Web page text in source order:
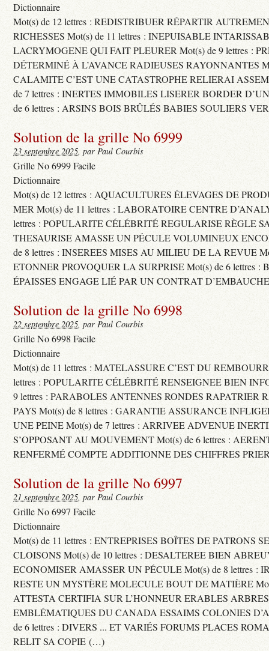
Dictionnaire
Mot(s) de 12 lettres : REDISTRIBUER RÉPARTIR
RICHESSES Mot(s) de 11 lettres : INEPUISABLE
LACRYMOGENE QUI FAIT PLEURER Mot(s) de 9 lettres :
DÉTERMINÉ À L’AVANCE RADIEUSES RAYONNANTES
CALAMITE C’EST UNE CATASTROPHE RELIERAI
de 7 lettres : INERTES IMMOBILES LISERER BORDER
de 6 lettres : ARSINS BOIS BRÛLÉS BABIES SOULIERS
Solution de la grille No 6999
23 septembre 2025, par Paul Courbis
Grille No 6999 Facile
Dictionnaire
Mot(s) de 12 lettres : AQUACULTURES ÉLEVAGES DE
MER Mot(s) de 11 lettres : LABORATOIRE CENTRE
lettres : POPULARITE CÉLÉBRITÉ REGULARISE RÈGLE
THESAURISE AMASSE UN PÉCULE VOLUMINEUX
de 8 lettres : INSEREES MISES AU MILIEU DE LA REVUE
ETONNER PROVOQUER LA SURPRISE Mot(s) de 6 lettres :
ÉPAISSES ENGAGE LIÉ PAR UN CONTRAT
Solution de la grille No 6998
22 septembre 2025, par Paul Courbis
Grille No 6998 Facile
Dictionnaire
Mot(s) de 11 lettres : MATELASSURE C’EST DU
lettres : POPULARITE CÉLÉBRITÉ RENSEIGNEE BIEN
9 lettres : PARABOLES ANTENNES RONDES RAPATRIER
PAYS Mot(s) de 8 lettres : GARANTIE ASSURANCE
UNE PEINE Mot(s) de 7 lettres : ARRIVEE ADVENUE
S’OPPOSANT AU MOUVEMENT Mot(s) de 6 lettres :
RENFERMÉ COMPTE ADDITIONNE DES CHIFFRES
Solution de la grille No 6997
21 septembre 2025, par Paul Courbis
Grille No 6997 Facile
Dictionnaire
Mot(s) de 11 lettres : ENTREPRISES BOÎTES DE PATRONS
CLOISONS Mot(s) de 10 lettres : DESALTEREE BIEN
ECONOMISER AMASSER UN PÉCULE Mot(s) de 8 lettres :
RESTE UN MYSTÈRE MOLECULE BOUT DE MATIÈRE
ATTESTA CERTIFIA SUR L’HONNEUR ERABLES ARBRES
EMBLÉMATIQUES DU CANADA ESSAIMS COLONIES
de 6 lettres : DIVERS ... ET VARIÉS FORUMS PLACES
RELIT SA COPIE (…)